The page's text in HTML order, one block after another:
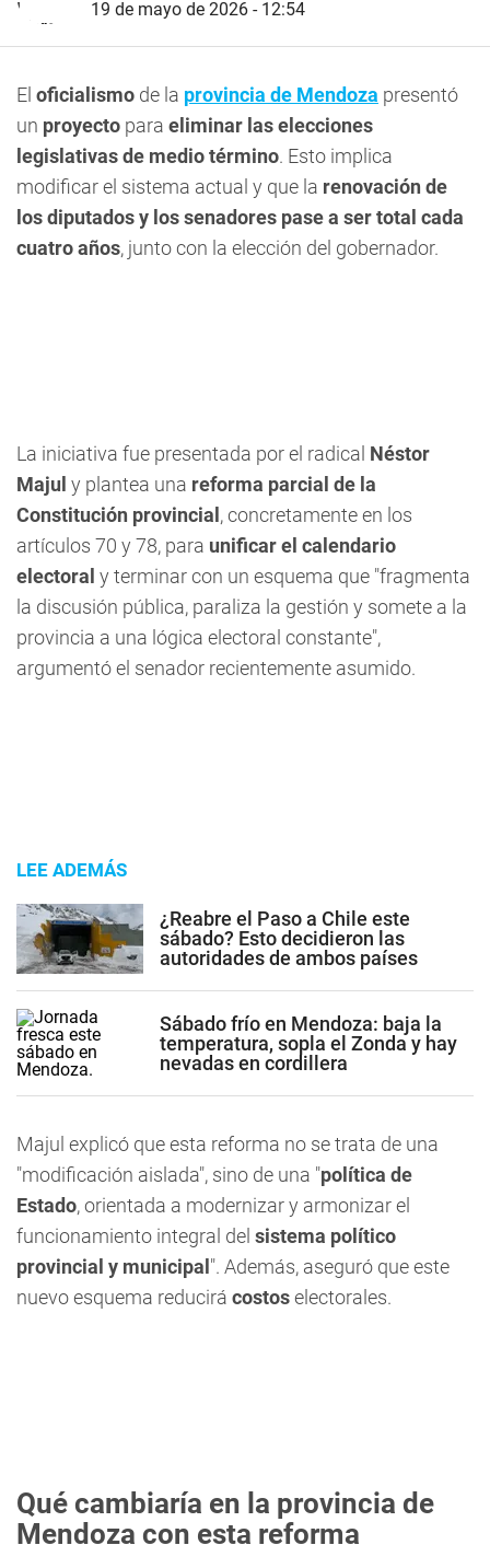
19 de mayo de 2026 - 12:54
El oficialismo de la provincia de Mendoza presentó
un proyecto para eliminar las elecciones
legislativas de medio término. Esto implica
modificar el sistema actual y que la renovación de
los diputados y los senadores pase a ser total cada
cuatro años, junto con la elección del gobernador.
La iniciativa fue presentada por el radical Néstor
Majul y plantea una reforma parcial de la
Constitución provincial , concretamente en los
artículos 70 y 78, para unificar el calendario
electoral y terminar con un esquema que "fragmenta
la discusión pública, paraliza la gestión y somete a la
provincia a una lógica electoral constante",
argumentó el senador recientemente asumido.
LEE ADEMÁS
¿Reabre el Paso a Chile este
sábado? Esto decidieron las
autoridades de ambos países
Sábado frío en Mendoza: baja la
temperatura, sopla el Zonda y hay
nevadas en cordillera
Majul explicó que esta reforma no se trata de una
"modificación aislada", sino de una "política de
Estado, orientada a modernizar y armonizar el
funcionamiento integral del sistema político
provincial y municipal ". Además, aseguró que este
nuevo esquema reducirá costoselectorales.
Qué cambiaría en la provincia de
Mendoza con esta reforma